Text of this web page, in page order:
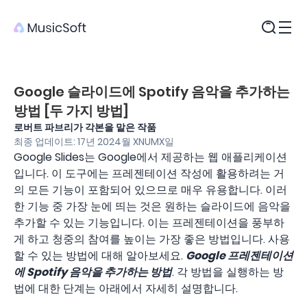
Google 슬라이드에 Spotify 음악을 추가하는
방법 [두 가지 방법]
로버트 파브리가 각본을 맡은 작품
최종 업데이트: 17년 2024월 XNUMX일
Google Slides는 Google에서 제공하는 웹 애플리케이션
입니다. 이 도구에는 프레젠테이션 작성에 활용하려는 거
의 모든 기능이 포함되어 있으므로 매우 유용합니다. 이러
한 기능 중 가장 눈에 띄는 것은 원하는 슬라이드에 음악을
추가할 수 있는 기능입니다. 이는 프레젠테이션을 풍부하
게 하고 청중의 참여를 높이는 가장 좋은 방법입니다. 사용
할 수 있는 방법에 대해 알아보세요. Google 프레젠테이션
에 Spotify 음악을 추가하는 방법. 각 방법을 실행하는 방
법에 대한 단계는 아래에서 자세히 설명합니다.